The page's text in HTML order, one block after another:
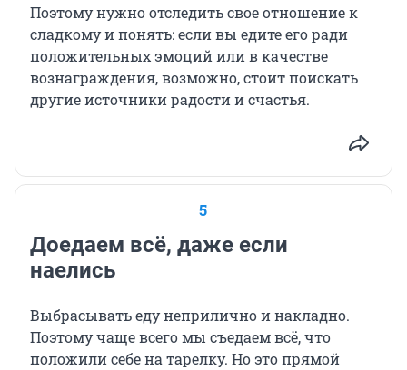
Поэтому нужно отследить свое отношение к
сладкому и понять: если вы едите его ради
положительных эмоций или в качестве
вознаграждения, возможно, стоит поискать
другие источники радости и счастья.
5
Доедаем всё, даже если
наелись
Выбрасывать еду неприлично и накладно.
Поэтому чаще всего мы съедаем всё, что
положили себе на тарелку. Но это прямой